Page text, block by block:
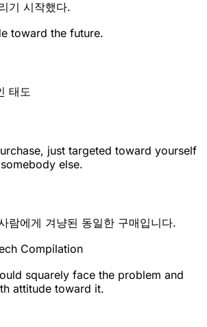
기 시작했다.
toward the future.
태도
just targeted toward yourself
else.
람에게 겨냥된 동일한 구매입니다.
Compilation
squarely face the problem and
attitude toward it.